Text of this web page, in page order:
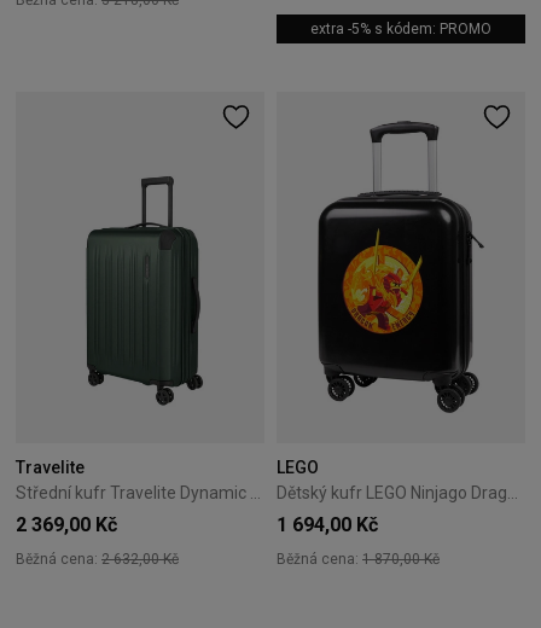
extra -5% s kódem: PROMO
Travelite
2 369,00 Kč
Běžná cena: 2 632,00 Kč
LEGO
1 694,00 Kč
Běžná cena: 1 870,00 Kč